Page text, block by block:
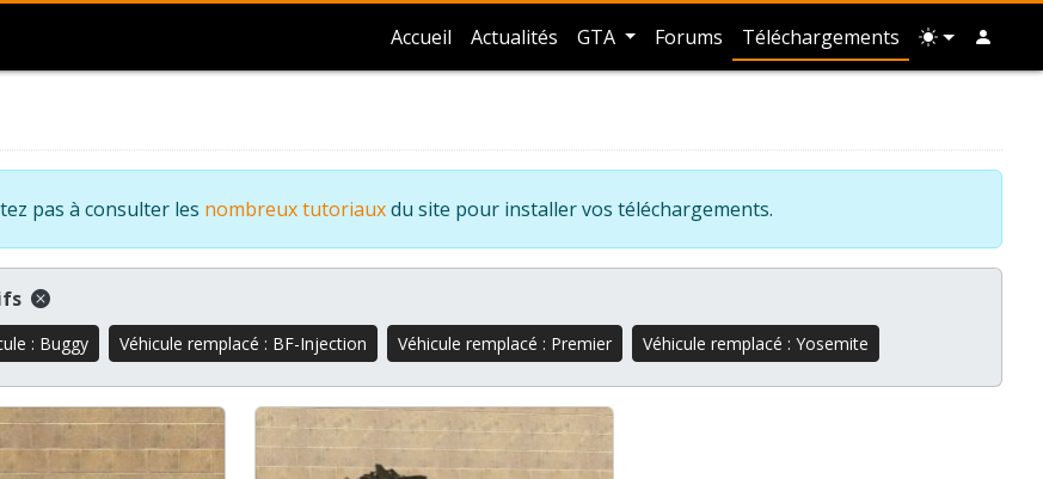
Accueil Actualités GTA Forums Téléchargements
pas à consulter les nombreux tutoriauxdu site pour installer vos téléchargements.
: Buggy Véhicule remplacé : BF-Injection Véhicule remplacé : Premier Véhicule remplacé : Yosemite